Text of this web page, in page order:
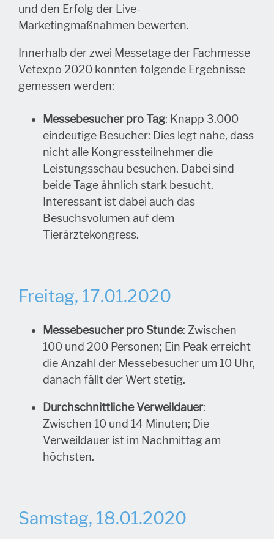
und den Erfolg der Live-
Marketingmaßnahmen bewerten.
Innerhalb der zwei Messetage der Fachmesse
Vetexpo 2020 konnten folgende Ergebnisse
gemessen werden:
Messebesucher pro Tag: Knapp 3.000
eindeutige Besucher: Dies legt nahe, dass
nicht alle Kongressteilnehmer die
Leistungsschau besuchen. Dabei sind
beide Tage ähnlich stark besucht.
Interessant ist dabei auch das
Besuchsvolumen auf dem
Tierärztekongress.
Freitag, 17.01.2020
Messebesucher pro Stunde: Zwischen
100 und 200 Personen; Ein Peak erreicht
die Anzahl der Messebesucher um 10 Uhr,
danach fällt der Wert stetig.
Durchschnittliche Verweildauer:
Zwischen 10 und 14 Minuten; Die
Verweildauer ist im Nachmittag am
höchsten.
Samstag, 18.01.2020